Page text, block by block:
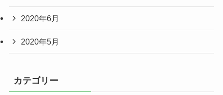
2020年6月
2020年5月
カテゴリー